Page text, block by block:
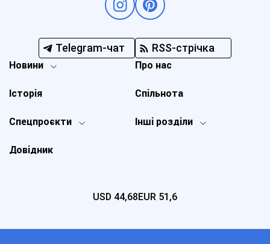
Telegram-чат RSS-стрічка
Новини
Спецпроєкти Інші розділи
Історія
Про нас
Довідник
Спільнота
USD 44,68EUR 51,6